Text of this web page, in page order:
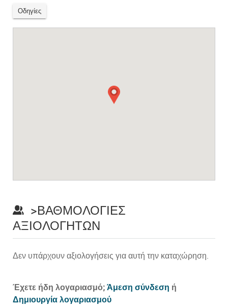
Οδηγίες
>ΒΑΘΜΟΛΟΓΊΕΣ
ΑΞΙΟΛΟΓΗΤΏΝ
Δεν υπάρχουν αξιολογήσεις για αυτή την καταχώρηση.
Έχετε ήδη λογαριασμό; Άμεση σύνδεση ή
Δημιουργία λογαριασμού